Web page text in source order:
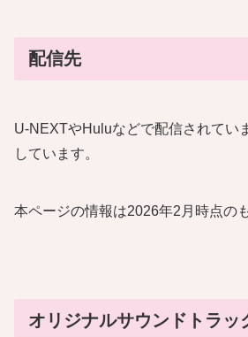
配信先
U-NEXTやHuluなどで配信されてい
しています。
本ページの情報は2026年2月時点の
オリジナルサウンドトラッ